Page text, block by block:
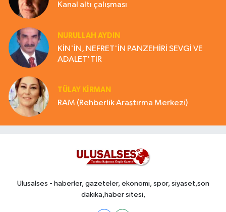
Kanal altı çalışması
NURULLAH AYDIN
KİN'İN, NEFRET'İN PANZEHİRİ SEVGİ VE
ADALET'TİR
TÜLAY KİRMAN
RAM (Rehberlik Araştırma Merkezi)
Ulusalses - haberler, gazeteler, ekonomi, spor, siyaset,son
dakika,haber sitesi,